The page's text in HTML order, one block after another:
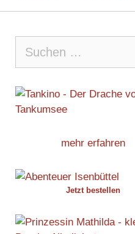
nach:
mehr erfahren
Jetzt bestellen